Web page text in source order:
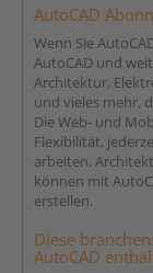
AutoCAD
Wenn Sie
AutoCAD und
Architektur,
und vieles mehr,
Die Web- und
Flexibilität,
arbeiten.
können mit
erstellen.
Diese
AutoCAD